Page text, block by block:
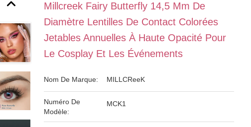
Millcreek Fairy Butterfly 14,5 Mm De
Diamètre Lentilles De Contact Colorées
Jetables Annuelles À Haute Opacité Pour
Le Cosplay Et Les Événements
Nom De Marque: MILLCReeK
Numéro De
Modèle:
MCK1